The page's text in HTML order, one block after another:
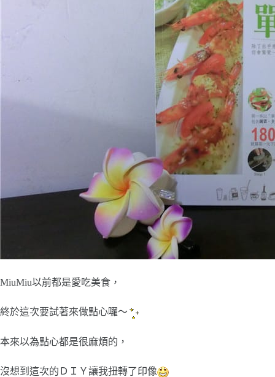
MiuMiu以前都是愛吃美食，
終於這次要試著來做點心囉～
本來以為點心都是很麻煩的，
沒想到這次的ＤＩＹ讓我扭轉了印像